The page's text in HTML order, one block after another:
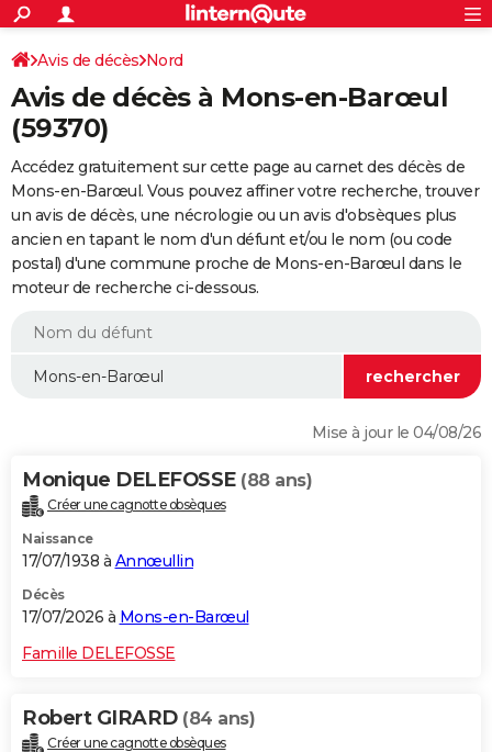
ACTUALITÉS
Politique
Société
Faits Divers
Education
Monde
Villes
+
SPORT
Coupe du monde 2026
Football
Tennis
Cyclisme
Rugby
Forum
FINANCE
Retraite
Impôts
Epargne
Immobilier
Risques naturels par ville
Banque
Assurance
Crédit
Essais
Réserver un essai
Citadines
Berlines
SUV
Forum auto
+
HIGH-TECH
Mobiles
Meilleur smartphone
Internet
Ordinateurs
Jeux vidéo
Guide high-tech
+BRICOLAGE
Forum
Aménagement intérieur
Extérieur
Cuisine
Salle de bains
Jardinage
Rangement
WEEK-END
Guides de France
Escapades
Patrimoine
Expositions
Musées
Week-end nature
LIFESTYLE
Alimentation
Guide de la santé
Maladies
Médicaments
Sommeil
VOYAGE
Destinations
City break
Voyage nature
Voyage de noces
Forum
Climat
+PHOTO
GUIDES D'ACHAT
BONS PLANS
CARTE DE VOEUX
Dictionnaire
Biographies
Citations
Expressions
Proverbes
PROGRAMME TV
Avis de décès Nord
Avis de décès à Mons-en-Barœul
(59370)
Accédez gratuitement sur cette page au carnet des décès de
Mons-en-Barœul. Vous pouvez affiner votre recherche, trouver
un avis de décès, une nécrologie ou un avis d'obsèques plus
ancien en tapant le nom d'un défunt et/ou le nom (ou code
postal) d'une commune proche de Mons-en-Barœul dans le
moteur de recherche ci-dessous.
Mise à jour le 04/08/26
Monique DELEFOSSE (88 ans)
Créer une cagnotte obsèques
Naissance
17/07/1938 à Annœullin
Décès
17/07/2026 à Mons-en-Barœul
Famille DELEFOSSE
Robert GIRARD (84 ans)
Créer une cagnotte obsèques